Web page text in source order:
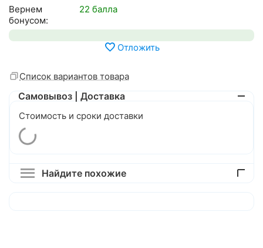
Вернем
бонусом:
22 балла
Отложить
Список вариантов товара
Самовывоз | Доставка
Стоимость и сроки доставки
Найдите похожие